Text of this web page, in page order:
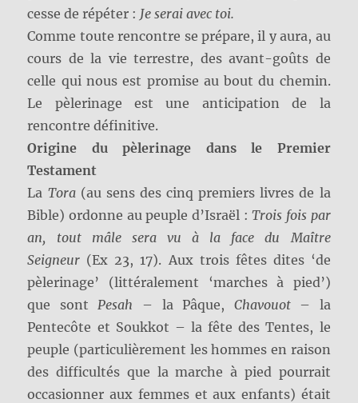
cesse de répéter : Je serai avec toi.
Comme toute rencontre se prépare, il y aura, au
cours de la vie terrestre, des avant-goûts de
celle qui nous est promise au bout du chemin.
Le pèlerinage est une anticipation de la
rencontre définitive.
Origine du pèlerinage dans le Premier
Testament
La Tora(au sens des cinq premiers livres de la
Bible) ordonne au peuple d’Israël :Trois fois par
an, tout mâle sera vu à la face du Maître
Seigneur (Ex 23, 17). Aux trois fêtes dites ‘de
pèlerinage’ (littéralement ‘marches à pied’)
que sont Pesah – la Pâque, Chavouot– la
Pentecôte et Soukkot – la fête des Tentes, le
peuple (particulièrement les hommes en raison
des difficultés que la marche à pied pourrait
occasionner aux femmes et aux enfants) était